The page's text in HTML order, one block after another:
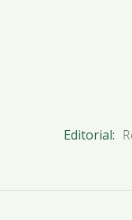
Editorial